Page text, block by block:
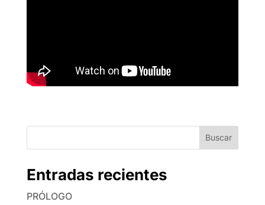
Buscar
Entradas recientes
PRÓLOGO